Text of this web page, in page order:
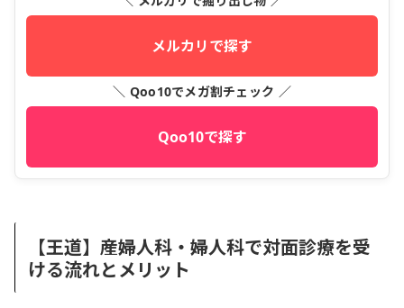
メルカリで探す
＼ Qoo10でメガ割チェック ／
Qoo10で探す
【王道】産婦人科・婦人科で対面診療を受
ける流れとメリット